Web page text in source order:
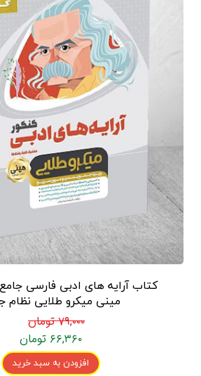
کتاب آرایه های ادبی فارسی
مینی میکرو طلایی نظام
۷۹,۰۰۰ تومان
۶۶,۳۶۰ تومان
افزودن به سبد خرید